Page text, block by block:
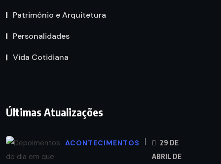
Patrimônio e Arquitetura
Personalidades
Vida Cotidiana
Últimas Atualizações
ACONTECIMENTOS
29 DE
ABRIL DE